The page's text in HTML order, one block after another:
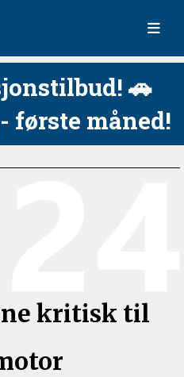
🚗
første måned!
kritisk til